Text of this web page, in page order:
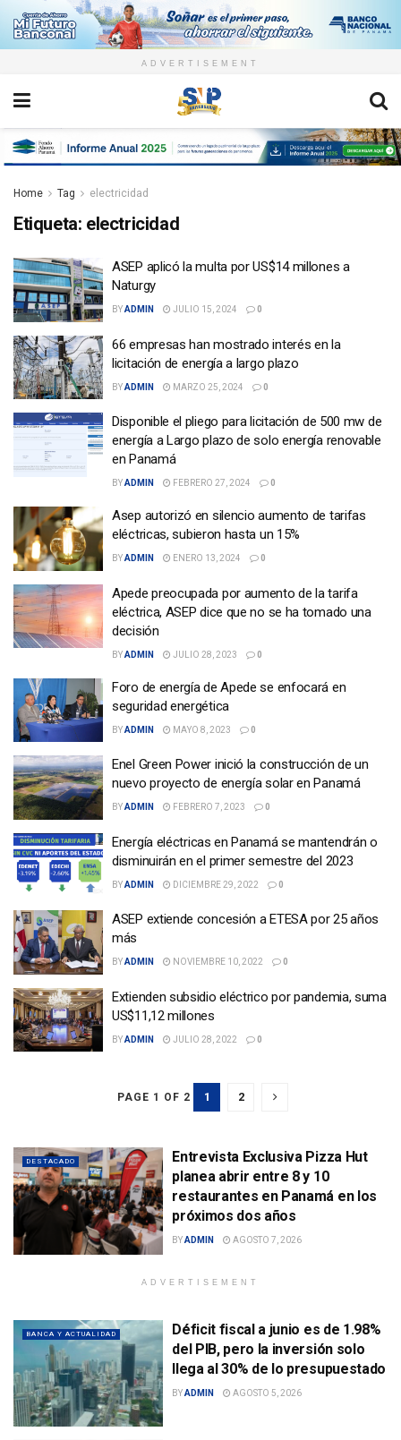
ADVERTISEMENT
Home Tag electricidad
Etiqueta: electricidad
ASEP aplicó la multa por US$14 millones a
Naturgy
BYADMIN JULIO 15, 2024 0
66 empresas han mostrado interés en la
licitación de energía a largo plazo
BYADMIN MARZO 25, 2024 0
Disponible el pliego para licitación de 500 mw de
energía a Largo plazo de solo energía renovable
en Panamá
BYADMIN FEBRERO 27, 2024 0
Asep autorizó en silencio aumento de tarifas
eléctricas, subieron hasta un 15%
BYADMIN ENERO 13, 2024 0
Apede preocupada por aumento de la tarifa
eléctrica, ASEP dice que no se ha tomado una
decisión
BYADMIN JULIO 28, 2023 0
Foro de energía de Apede se enfocará en
seguridad energética
BYADMIN MAYO 8, 2023 0
Enel Green Power inició la construcción de un
nuevo proyecto de energía solar en Panamá
BYADMIN FEBRERO 7, 2023 0
Energía eléctricas en Panamá se mantendrán o
disminuirán en el primer semestre del 2023
BYADMIN DICIEMBRE 29, 2022 0
ASEP extiende concesión a ETESA por 25 años
más
BYADMIN NOVIEMBRE 10, 2022 0
Extienden subsidio eléctrico por pandemia, suma
US$11,12 millones
BYADMIN JULIO 28, 2022 0
PAGE 1 OF 2 1 2
DESTACADO
Entrevista Exclusiva Pizza Hut
planea abrir entre 8 y 10
restaurantes en Panamá en los
próximos dos años
BYADMIN AGOSTO 7, 2026
ADVERTISEMENT
BANCA Y ACTUALIDAD
Déficit fiscal a junio es de 1.98%
del PIB, pero la inversión solo
llega al 30% de lo presupuestado
BYADMIN AGOSTO 5, 2026